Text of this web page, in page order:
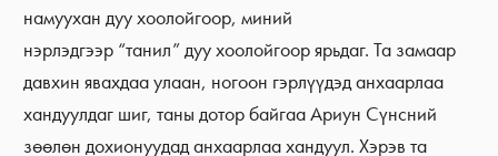
намуухан дуу хоолойгоор, миний
нэрлэдгээр “танил” дуу хоолойгоор ярьдаг. Та замаар
давхин явахдаа улаан, ногоон гэрлүүдэд анхаарлаа
хандуулдаг шиг, таны дотор байгаа Ариун Сүнсний
зөөлөн дохионуудад анхаарлаа хандуул. Хэрэв та